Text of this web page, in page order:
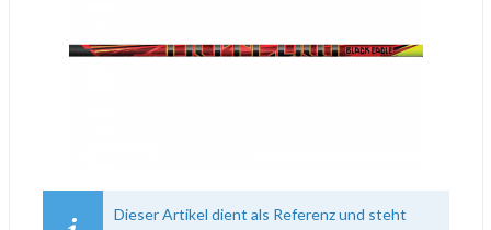
Dieser Artikel dient als Referenz und steht